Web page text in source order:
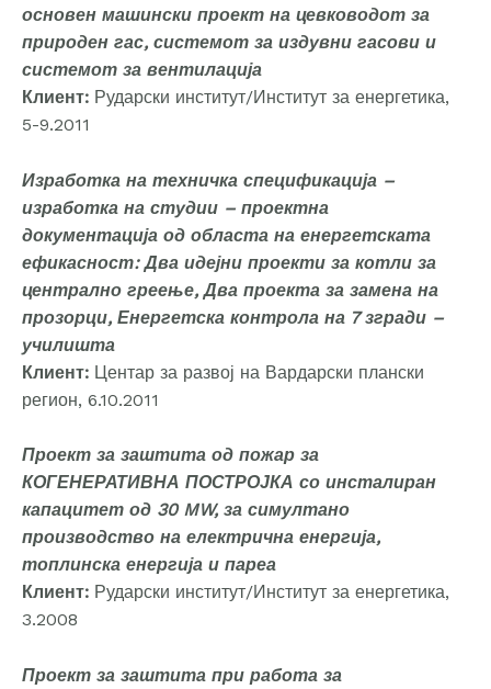
основен машински проект на цевководот за
природен гас, системот за издувни гасови и
системот за вентилација
Клиент: Рударски институт/Институт за енергетика,
5-9.2011
Изработка на техничка спецификација –
изработка на студии – проектна
документација од областа на енергетската
ефикасност: Два идејни проекти за котли за
централно греење, Два проекта за замена на
прозорци, Енергетска контрола на 7 згради –
училишта
Клиент: Центар за развој на Вардарски плански
регион, 6.10.2011
Проект за заштита од пожар за
КОГЕНЕРАТИВНА ПОСТРОЈКА со инсталиран
капацитет од 30 MW, за симултано
производство на електрична енергија,
топлинска енергија и пареа
Клиент: Рударски институт/Институт за енергетика,
3.2008
Проект за заштита при работа за